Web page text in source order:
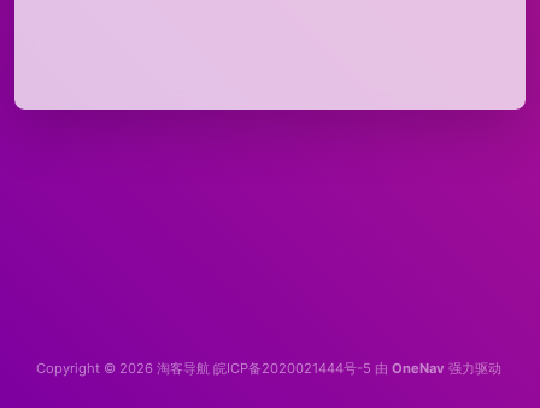
Copyright © 2026 淘客导航 皖ICP备2020021444号-5 由 OneNav 强力驱动